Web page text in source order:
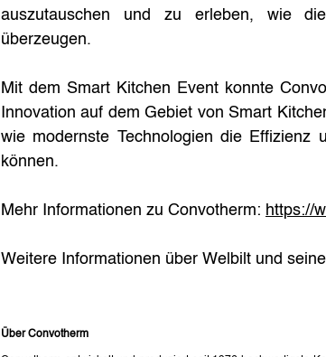
auszutauschen und zu erleben, wie
überzeugen.
Mit dem Smart Kitchen Event konnte
Innovation auf dem Gebiet von Smart
wie modernste Technologien die Effizienz
können.
Mehr Informationen zu Convotherm: https://
Weitere Informationen über Welbilt und
Über Convotherm